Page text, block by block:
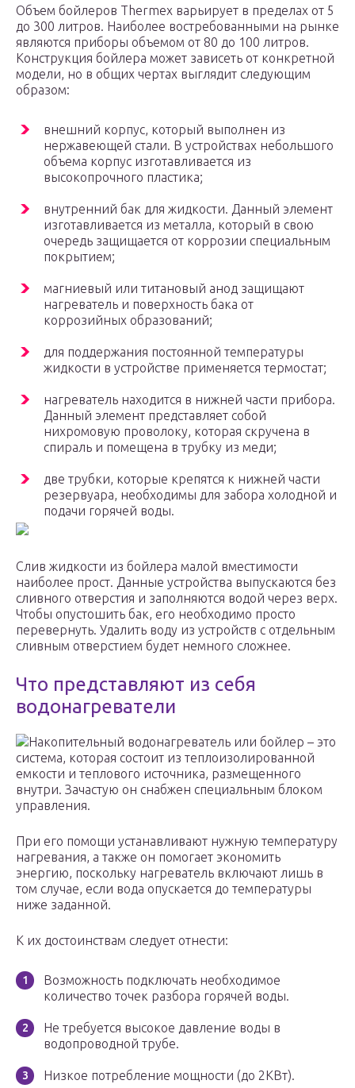
Объем бойлеров Thermex варьирует в пределах от 5
до 300 литров. Наиболее востребованными на рынке
являются приборы объемом от 80 до 100 литров.
Конструкция бойлера может зависеть от конкретной
модели, но в общих чертах выглядит следующим
образом:
внешний корпус, который выполнен из
нержавеющей стали. В устройствах небольшого
объема корпус изготавливается из
высокопрочного пластика;
внутренний бак для жидкости. Данный элемент
изготавливается из металла, который в свою
очередь защищается от коррозии специальным
покрытием;
магниевый или титановый анод защищают
нагреватель и поверхность бака от
коррозийных образований;
для поддержания постоянной температуры
жидкости в устройстве применяется термостат;
нагреватель находится в нижней части прибора.
Данный элемент представляет собой
нихромовую проволоку, которая скручена в
спираль и помещена в трубку из меди;
две трубки, которые крепятся к нижней части
резервуара, необходимы для забора холодной и
подачи горячей воды.
Слив жидкости из бойлера малой вместимости
наиболее прост. Данные устройства выпускаются без
сливного отверстия и заполняются водой через верх.
Чтобы опустошить бак, его необходимо просто
перевернуть. Удалить воду из устройств с отдельным
сливным отверстием будет немного сложнее.
Что представляют из себя
водонагреватели
Накопительный водонагреватель или бойлер – это
система, которая состоит из теплоизолированной
емкости и теплового источника, размещенного
внутри. Зачастую он снабжен специальным блоком
управления.
При его помощи устанавливают нужную температуру
нагревания, а также он помогает экономить
энергию, поскольку нагреватель включают лишь в
том случае, если вода опускается до температуры
ниже заданной.
К их достоинствам следует отнести:
Возможность подключать необходимое
количество точек разбора горячей воды.
Не требуется высокое давление воды в
водопроводной трубе.
Низкое потребление мощности (до 2КВт).